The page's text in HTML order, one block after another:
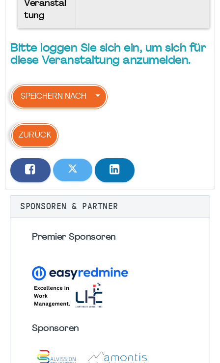
Veranstal
tung
Bitte loggen Sie sich ein, um sich für
diese Veranstaltung anzumelden.
SPEICHERN NACH
ZURÜCK
SPONSOREN & PARTNER
Premier Sponsoren
Sponsoren